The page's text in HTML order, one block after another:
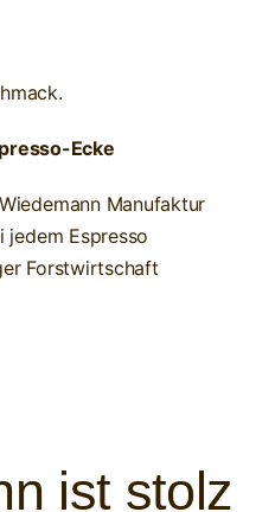
Ecke
Manufaktur
jedem Espresso
Forstwirtschaft
ist stolz